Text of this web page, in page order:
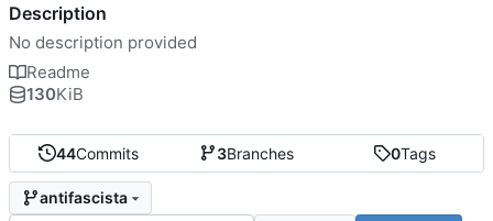
44Commits 3Branches 0Tags
antifascista
Description
No description provided
Readme
130KiB